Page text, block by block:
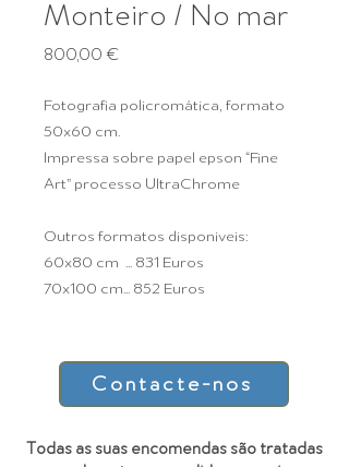
Monteiro / No mar
800,00 €
Fotografia policromática, formato
50x60 cm.
Impressa sobre papel epson “Fine
Art” processo UltraChrome
Outros formatos disponiveis:
60x80 cm ... 831 Euros
70x100 cm... 852 Euros
Contacte-nos
Todas as suas encomendas são tratadas